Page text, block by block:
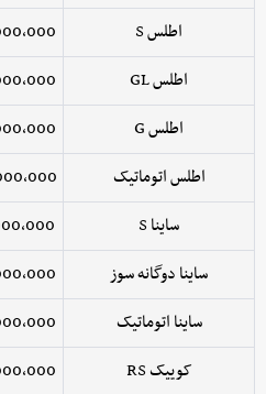
اطلس S
اطلس GL
اطلس G
اطلس اتوماتیک
ساینا S
ساینا دوگانه سوز
ساینا اتوماتیک
کوییک RS